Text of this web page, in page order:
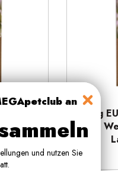
12 kg
und
an
und nutzen Sie